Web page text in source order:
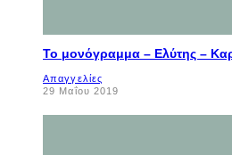
Το μονόγραμμα – Ελύτης –
Απαγγελίες
29 Μαΐου 2019